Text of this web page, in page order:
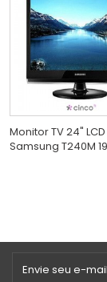
Monitor TV 24" LCD
Samsung T240M